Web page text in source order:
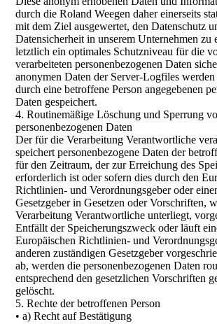
durch die Roland Weegen daher einerseits
mit dem Ziel ausgewertet, den Datenschutz
Datensicherheit in unserem Unternehmen zu
letztlich ein optimales Schutzniveau für die
verarbeiteten personenbezogenen Daten
anonymen Daten der Server-Logfiles
durch eine betroffene Person angegebenen
Daten gespeichert.
4. Routinemäßige Löschung und Sperrung
personenbezogenen Daten
Der für die Verarbeitung Verantwortliche
speichert personenbezogene Daten der
für den Zeitraum, der zur Erreichung des
erforderlich ist oder sofern dies durch den
Richtlinien- und Verordnungsgeber oder
Gesetzgeber in Gesetzen oder Vorschriften,
Verarbeitung Verantwortliche unterliegt,
Entfällt der Speicherungszweck oder läuft
Europäischen Richtlinien- und
anderen zuständigen Gesetzgeber
ab, werden die personenbezogenen Daten
entsprechend den gesetzlichen Vorschriften
gelöscht.
5. Rechte der betroffenen Person
• a) Recht auf Bestätigung